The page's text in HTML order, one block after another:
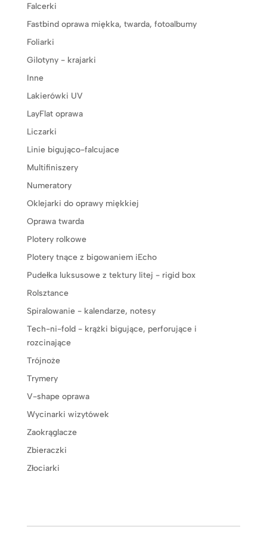
Falcerki
Fastbind oprawa miękka, twarda, fotoalbumy
Foliarki
Gilotyny - krajarki
Inne
Lakierówki UV
LayFlat oprawa
Liczarki
Linie bigująco-falcujace
Multifiniszery
Numeratory
Oklejarki do oprawy miękkiej
Oprawa twarda
Plotery rolkowe
Plotery tnące z bigowaniem iEcho
Pudełka luksusowe z tektury litej - rigid box
Rolsztance
Spiralowanie - kalendarze, notesy
Tech-ni-fold - krążki bigujące, perforujące i
rozcinające
Trójnoże
Trymery
V-shape oprawa
Wycinarki wizytówek
Zaokrąglacze
Zbieraczki
Złociarki